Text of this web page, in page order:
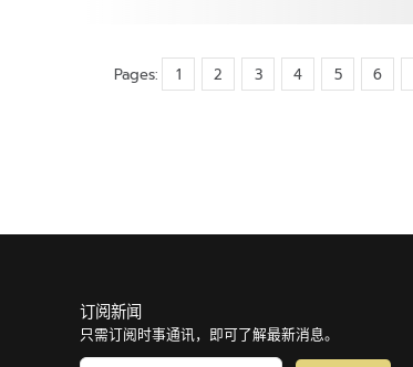
Pages: 1 2 3 4 5 6
订阅新闻
只需订阅时事通讯，即可了解最新消息。